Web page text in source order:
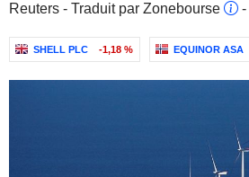
Reuters - Traduit par Zonebourse
-
SHELL PLC -1,18 % EQUINOR ASA